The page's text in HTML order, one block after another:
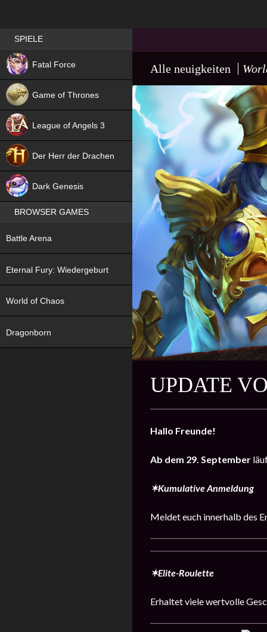
Alle neuigkeiten
UPDATE
Hallo Freunde!
Ab dem 29. September
✶Kumulative Anmeldung
Meldet euch innerhalb des
✶Elite-Roulette
Erhaltet viele wertvolle
Best RPG games in Germany
SPIELE
Fatal Force
NEW
Game of Thrones
League of Angels 3
Der Herr der Drachen
Dark Genesis
BROWSER GAMES
Battle Arena
Eternal Fury: Wiedergeburt
World of Chaos
Dragonborn